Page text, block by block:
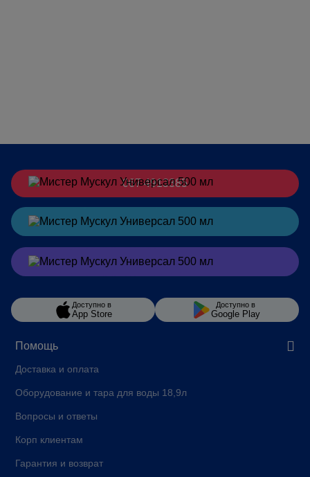
Помощь
Доставка и оплата
Оборудование и тара для воды 18,9л
Вопросы и ответы
Корп клиентам
Гарантия и возврат
067 4913385
Заказатьв Telegram
Заказатьв Viber
Доступно в
App Store
Доступно в
Google Play